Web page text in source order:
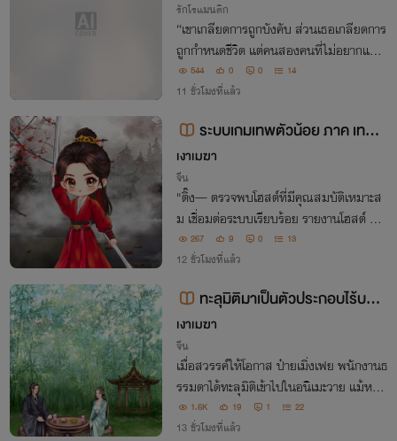
รักโรแมนติก
“เขาเกลียดการถูกบังคับ ส่วนเธอเกลียดการ
ถูกกำหนดชีวิต แต่คนสองคนที่ไม่อยากแต่งง
านกลับต้องใช้ชีวิตใต้หลังคาเดียวกัน…ท่าม
กลางสวนส้มหลายร้อยไร่ที่เป็นมรดกของทั้
544 0 0 14
11 ชั่วโมงที่แล้ว
ระบบเกมเทพตัวน้อย ภาค เทพส
งคราม
เงาเมฆา
จีน
"ติ๊ง— ตรวจพบโฮสต์ที่มีคุณสมบัติเหมาะส
ม เชื่อมต่อระบบเรียบร้อย รายงานโฮสต์ ผม
คือระบบเกมฝังตัว รหัสปฏิบัติการ CHILD E
XP SYSTEM9871 ยินดีให้บริการครับ"
267 9 0 13
12 ชั่วโมงที่แล้ว
ทะลุมิติมาเป็นตัวประกอบไร้บทบ
าท
เงาเมฆา
จีน
เมื่อสวรรค์ให้โอกาส ป๋ายเมิ่งเฟย พนักงานธ
รรมดาได้ทะลุมิติเข้าไปในอนิเมะวาย แม้หวังเ
ป็นแค่ตัวประกอบไร้บทบาท แต่เมื่อมีครอบค
รัวต้องปกป้อง ความฝันที่อยากใช้ชีวิตเรียบง่
1.6K 19 1 22
13 ชั่วโมงที่แล้ว